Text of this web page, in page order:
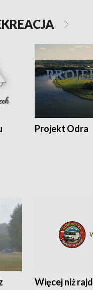
Projekt Odra
Więcej niż rajd